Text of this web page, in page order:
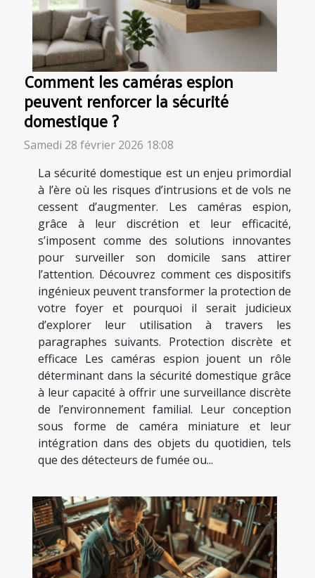
Comment les caméras espion
peuvent renforcer la sécurité
domestique ?
Samedi 28 février 2026 18:08
La sécurité domestique est un enjeu primordial
à l’ère où les risques d’intrusions et de vols ne
cessent d’augmenter. Les caméras espion,
grâce à leur discrétion et leur efficacité,
s’imposent comme des solutions innovantes
pour surveiller son domicile sans attirer
l’attention. Découvrez comment ces dispositifs
ingénieux peuvent transformer la protection de
votre foyer et pourquoi il serait judicieux
d’explorer leur utilisation à travers les
paragraphes suivants. Protection discrète et
efficace Les caméras espion jouent un rôle
déterminant dans la sécurité domestique grâce
à leur capacité à offrir une surveillance discrète
de l’environnement familial. Leur conception
sous forme de caméra miniature et leur
intégration dans des objets du quotidien, tels
que des détecteurs de fumée ou...